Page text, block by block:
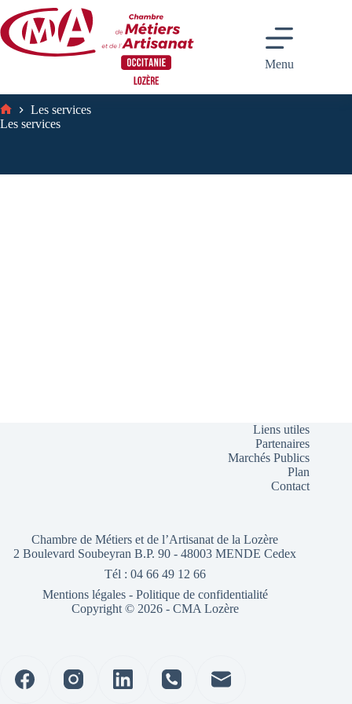
au
contenu
Menu
Accueil
Les services
Les services
Liens utiles
Partenaires
Marchés Publics
Plan
Contact
Chambre de Métiers et de l’Artisanat de la Lozère
2 Boulevard Soubeyran B.P. 90 - 48003 MENDE Cedex
Tél : 04 66 49 12 66
Mentions légales- Politique de confidentialité
Copyright © 2026 - CMA Lozère